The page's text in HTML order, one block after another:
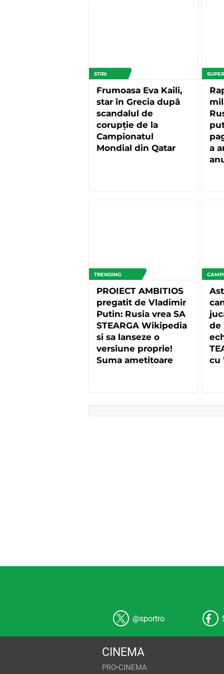
STIRI
Frumoasa Eva Kaili,
star în Grecia după
scandalul de
corupție de la
Campionatul
Mondial din Qatar
a
TRENDING
PROIECT AMBITIOS
pregatit de Vladimir
Putin: Rusia vrea SA
STEARGA Wikipedia
si sa lanseze o
versiune proprie!
Suma ametitoare
de
cu
@sportro
CINEMA
PRO•CINEMA